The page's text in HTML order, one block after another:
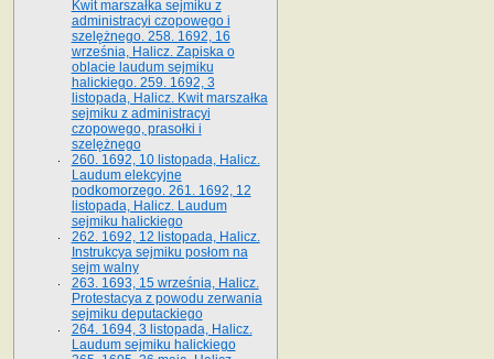
Kwit marszałka sejmiku z
administracyi czopowego i
szelężnego. 258. 1692, 16
września, Halicz. Zapiska o
oblacie laudum sejmiku
halickiego. 259. 1692, 3
listopada, Halicz. Kwit marszałka
sejmiku z administracyi
czopowego, prasołki i
szelężnego
260. 1692, 10 listopada, Halicz.
Laudum elekcyjne
podkomorzego. 261. 1692, 12
listopada, Halicz. Laudum
sejmiku halickiego
262. 1692, 12 listopada, Halicz.
Instrukcya sejmiku posłom na
sejm walny
263. 1693, 15 września, Halicz.
Protestacya z powodu zerwania
sejmiku deputackiego
264. 1694, 3 listopada, Halicz.
Laudum sejmiku halickiego